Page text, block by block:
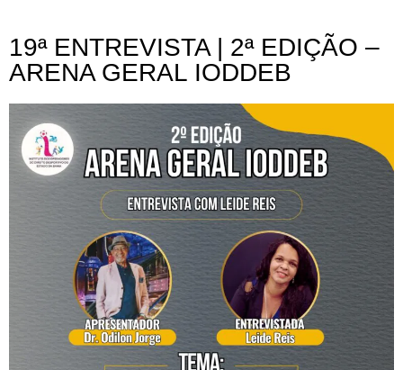
19ª ENTREVISTA | 2ª EDIÇÃO –
ARENA GERAL IODDEB